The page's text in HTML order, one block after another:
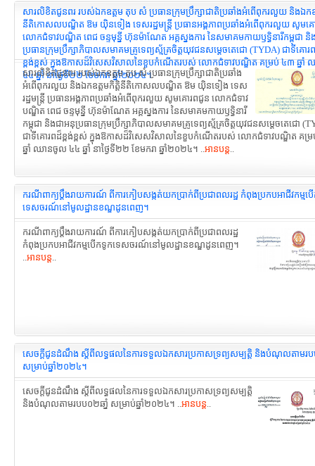
សារលិខិតជូនពរ របស់ឯកឧត្តម តុប សំ ប្រធានក្រុមប្រឹក្សាជាតិប្រឆាំងអំពើពុករលួយ និងឯកឧ
នីតិកោសលបណ្ឌិត ឱម យ៉ិនទៀង ទេសរដ្ឋមន្រ្តី ប្រធានអង្គភាពប្រឆាំងអំពើពុករលួយ សូមគ
លោកជំទាវបណ្ឌិត ពេជ ចន្ទមុន្នី ហ៊ុនម៉ាណែត អគ្គស្នងការ នៃសមាគមកាយឫទ្ធិនារីកម្ពុជា និ
ប្រធានក្រុមប្រឹក្សាភិបាលសមាគមគ្រូទេព្យស័្មគ្រចិត្តយុវជនសម្តេចតេជោ (TYDA) ជាទីគោរ
ខ្ពង់ខ្ពស់ ក្នុងឱកាសដ៏វិសេសវិសាលនៃខួបកំណើតរបស់ លោកជំទាវបណ្ឌិត គម្រប់ ៤៣ ឆ្នាំ
៤៤ ឆ្នាំ នាថ្ងៃទី២២ ខែមករា ឆ្នាំ២០២៤។
សារលិខិតជូនពរ របស់ឯកឧត្តម តុប សំ ប្រធានក្រុមប្រឹក្សាជាតិប្រឆាំង
អំពើពុករលួយ និងឯកឧត្ដមកិត្តិនីតិកោសលបណ្ឌិត ឱម យ៉ិនទៀង ទេស
រដ្ឋមន្រ្តី ប្រធានអង្គភាពប្រឆាំងអំពើពុករលួយ សូមគោរពជូន លោកជំទាវ
បណ្ឌិត ពេជ ចន្ទមុន្នី ហ៊ុនម៉ាណែត អគ្គស្នងការ នៃសមាគមកាយឫទ្ធិនារី
កម្ពុជា និងជាអនុប្រធានក្រុមប្រឹក្សាភិបាលសមាគមគ្រូទេព្យស័្មគ្រចិត្តយុវជនសម្តេចតេជោ
ជាទីគោរពដ៏ខ្ពង់ខ្ពស់ ក្នុងឱកាសដ៏វិសេសវិសាលនៃខួបកំណើតរបស់ លោកជំទាវបណ្ឌិត គម្
ឆ្នាំ ឈានចូល ៤៤ ឆ្នាំ នាថ្ងៃទី២២ ខែមករា ឆ្នាំ២០២៤។ ..អានបន្ត..
ករណីពាក្យប្ដឹងរាយការណ៍ ពីការកៀបសង្កត់យកប្រាក់ពីប្រជាពលរដ្ឋ កំពុងប្រកបអាជីវកម្មប
ទេសចរណ៍នៅមូលដ្ឋានខណ្ឌដូនពេញ។
ករណីពាក្យប្ដឹងរាយការណ៍ ពីការកៀបសង្កត់យកប្រាក់ពីប្រជាពលរដ្ឋ
កំពុងប្រកបអាជីវកម្មបើកទូកទេសចរណ៍នៅមូលដ្ឋានខណ្ឌដូនពេញ។
..អានបន្ត..
សេចក្តីជូនដំណឹង ស្តីពីលទ្ធផលនៃការទទួលឯកសារប្រកាសទ្រព្យសម្បត្តិ និងបំណុលតាមរប
សម្រាប់ឆ្នាំ២០២៤។
សេចក្តីជូនដំណឹង ស្តីពីលទ្ធផលនៃការទទួលឯកសារប្រកាសទ្រព្យសម្បត្តិ
និងបំណុលតាមរបប០២ឆាំ្ន សម្រាប់ឆ្នាំ២០២៤។ ..អានបន្ត..